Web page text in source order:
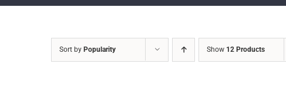
Sort by Popularity Show 12 Products